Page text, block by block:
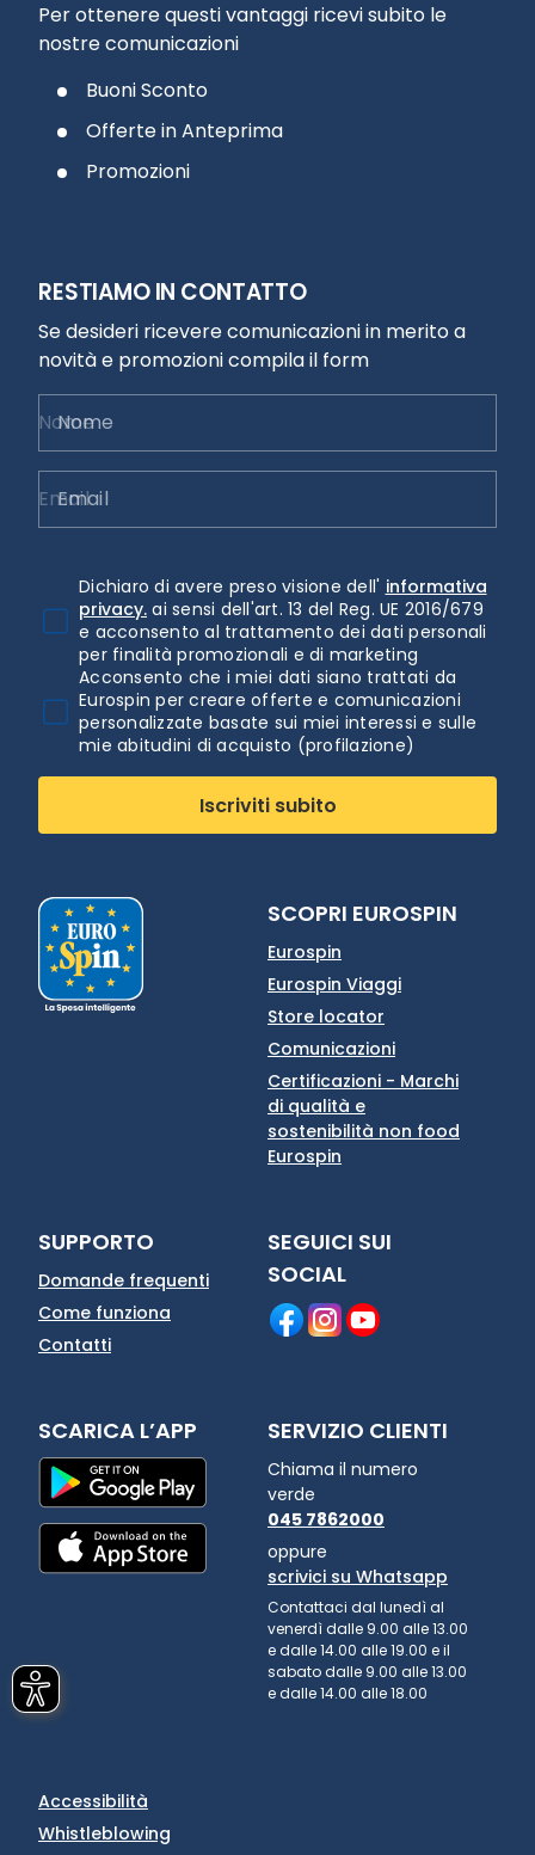
Per ottenere questi vantaggi ricevi subito le
nostre comunicazioni
Buoni Sconto
Offerte in Anteprima
Promozioni
RESTIAMO IN CONTATTO
Se desideri ricevere comunicazioni in merito a
novità e promozioni compila il form
Nome
Email
Dichiaro di avere preso visione dell' informativa
privacy. ai sensi dell'art. 13 del Reg. UE 2016/679
e acconsento al trattamento dei dati personali
per finalità promozionali e di marketing
Acconsento che i miei dati siano trattati da
Eurospin per creare offerte e comunicazioni
personalizzate basate sui miei interessi e sulle
mie abitudini di acquisto (profilazione)
Iscriviti subito
SCOPRI EUROSPIN
Eurospin
Eurospin Viaggi
Store locator
Comunicazioni
Certificazioni - Marchi
di qualità e
sostenibilità non food
Eurospin
SUPPORTO
Domande frequenti
Come funziona
Contatti
SEGUICI SUI
SOCIAL
SCARICA L’APP SERVIZIO CLIENTI
Chiama il numero
verde
045 7862000
oppure
scrivici su Whatsapp
Contattaci dal lunedì al
venerdì dalle 9.00 alle 13.00
e dalle 14.00 alle 19.00 e il
sabato dalle 9.00 alle 13.00
e dalle 14.00 alle 18.00
Accessibilità
Whistleblowing